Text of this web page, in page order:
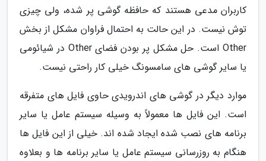
کاربران مدعی هستند که حافظه گوشی پر شده، ولی چیزی
توش نیست. در این حالت به احتمال فراوان مشکل از بخش
Other است. حل مشکل پر بودن فضای Other در شیائومی
یا سایر گوشی های سامسونگ خیلی کار راحتی نیست.
موارد دیگر در گوشی های اندرویدی حاوی فایل های متفرقه
است. این فایل ها معمولاً به وسیله سیستم عامل یا سایر
برنامه های نصب شده ایجاد شده اند. خیلی از این فایل ها
هنگام به روزرسانی سیستم عامل یا سایر برنامه ها و بعلاوه